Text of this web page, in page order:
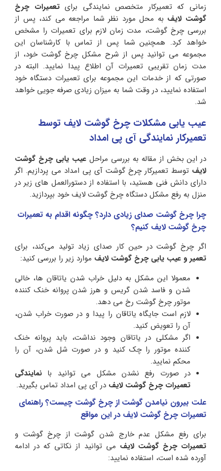
زمانی که تعمیرکار متخصص نمایندگی برایتعمیرات چرخ
گوشت لایف به محل مورد نظر شما مراجعه می کند، پس از
بررسی چرخ گوشت، مدت زمان لازم برای تعمیرات را مشخص
خواهد کرد. همچنین شما پس از تماس با کارشناسان این
مجموعه می توانید پس از شرح مشکل چرخ گوشت خود، از
مدت زمان تقریبی تعمیرات آن اطلاع پیدا نمایید. البته در
صورتی که از خدمات این مجموعه برای تعمیرات دستگاه خود
استفاده نمایید، در وقت شما به میزان زیادی صرفه جویی خواهد
شد.
عیب یابی مشکلات چرخ گوشت لایف توسط
تعمیرکار نمایندگی آی پی امداد
در این بخش از مقاله به بررسی مراحل عیب یابی چرخ گوشت
لایف توسط تعمیرکار چرخ گوشت آی‌ پی‌ امداد می‌ پردازیم. اگر
دارای دانش فنی هستید، با استفاده از دستور‌العمل‌ های زیر در
منزل به رفع مشکل دستگاه چرخ گوشت لایف خود بپردازید.
چرا چرخ گوشت صدای زیادی دارد؟ چگونه اقدام به تعمیرات
چرخ گوشت لایف کنیم؟
اگر چرخ گوشت در حین کار صدای زیاد تولید می‌کند، برای
تعمیر و عیب‌ یابی چرخ گوشت لایف موارد زیر را بررسی کنید:
معمولا این مشکل به دلیل خراب شدن یاتاقان‌ ها، خالی
شدن و فاسد شدن گریس و هرز شدن پروانه خنک‌ کننده
موتور چرخ گوشت رخ می دهد.
لازم است جایگاه یاتاقان را پیدا و در صورت خراب شدن،
آن را تعویض کنید.
اگر مشکلی در یاتاقان وجود نداشت، باید پروانه خنک
‌کننده موتور را چک کنید و در صورت شل شدن، آن را
محکم نمایید.
در صورت رفع نشدن مشکل می توانید با نمایندگی
تعمیرات چرخ گوشت لایف در آی پی امداد تماس بگیرید.
علت بیرون نیامدن گوشت از چرخ گوشت چیست؟ راهنمای
تعمیرات چرخ گوشت لایف در این مواقع
برای رفع مشکل عدم خارج شدن گوشت از چرخ گوشت و
تعمیرات چرخ گوشت لایف می توانید از نکاتی که در ادامه
آورده شده است، استفاده نمایید: